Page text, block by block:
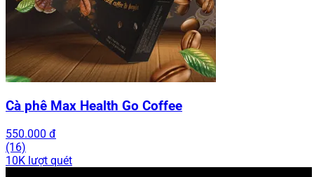
Cà phê Max Health Go Coffee
550.000 đ
(16)
10K lượt quét